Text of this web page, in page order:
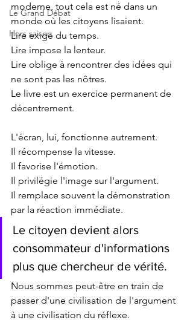
Le Grand Débat
Hors saison
moderne, tout cela est né dans un
monde où les citoyens lisaient.
Lire exige du temps.
Lire impose la lenteur.
Lire oblige à rencontrer des idées qui
ne sont pas les nôtres.
Le livre est un exercice permanent de
décentrement.
L'écran, lui, fonctionne autrement.
Il récompense la vitesse.
Il favorise l'émotion.
Il privilégie l'image sur l'argument.
Il remplace souvent la démonstration
par la réaction immédiate.
Le citoyen devient alors
consommateur d'informations
plus que chercheur de vérité.
Nous sommes peut-être en train de
passer d'une civilisation de l'argument
à une civilisation du réflexe.